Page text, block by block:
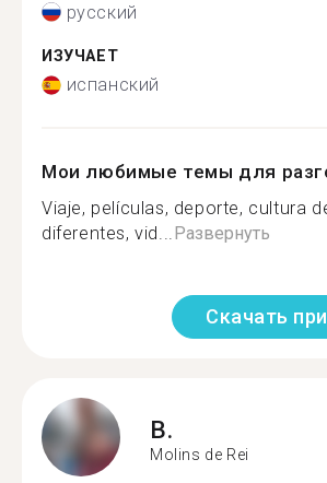
русский
ИЗУЧАЕТ
испанский
Мои любимые темы для
Viaje, películas, deporte, cultura
diferentes, vid...Развернуть
Скачать
B.
Molins de Rei